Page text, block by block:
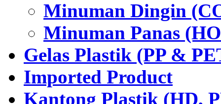
Minuman Dingin
Minuman Panas
Gelas Plastik (PP &
Imported Product
Kantong Plastik (HD,